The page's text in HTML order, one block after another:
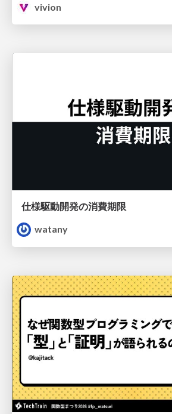
vivion
仕様駆動開発の消費期限
watany